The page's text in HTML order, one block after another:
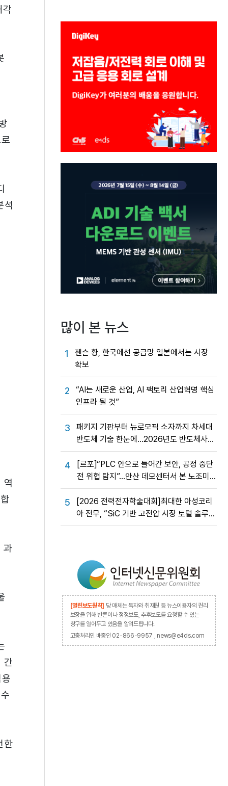
석
역
과
간
한
많이 본 뉴스
1
젠슨 황, 한국에선 공급망 일본에서는 시장
확보
2
“AI는 새로운 산업, AI 팩토리 산업혁명 핵심
인프라 될 것”
3
패키지 기판부터 뉴로모픽 소자까지 차세대
반도체 기술 한눈에…2026년도 반도체사업
성과교류회
4
[르포]“PLC 안으로 들어간 보안, 공정 중단
전 위협 탐지”…안산 데모센터서 본 노조미
네트웍스 OT 보안의 실제
5
[2026 전력전자학술대회]최대한 아성코리
아 전무, “SiC 기반 고전압 시장 토털 솔루션
제공”
[열린보도원칙] 당 매체는 독자와 취재원 등 뉴스이용자의 권리
보장을 위해 반론이나 정정보도, 추후보도를 요청할 수 있는
창구를 열어두고 있음을 알려드립니다.
고충처리인 배종인 02-866-9957 , news@e4ds.com